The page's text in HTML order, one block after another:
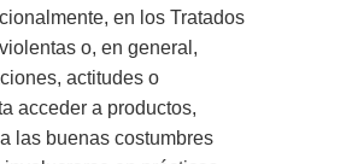
en los Tratados
o, en general,
actitudes o
acceder a productos,
las buenas costumbres